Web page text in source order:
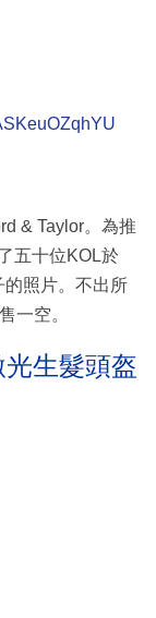
& Taylor。為推
五十位KOL於
的照片。不出所
一空。
生髮頭盔